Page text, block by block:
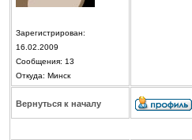
Зарегистрирован:
16.02.2009
Сообщения: 13
Откуда: Минск
Вернуться к началу